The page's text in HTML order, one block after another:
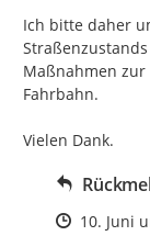
Ich bitte daher
Maßnahmen
Fahrbahn.
Vielen Dank.
Zeitpunkt
10. Juni